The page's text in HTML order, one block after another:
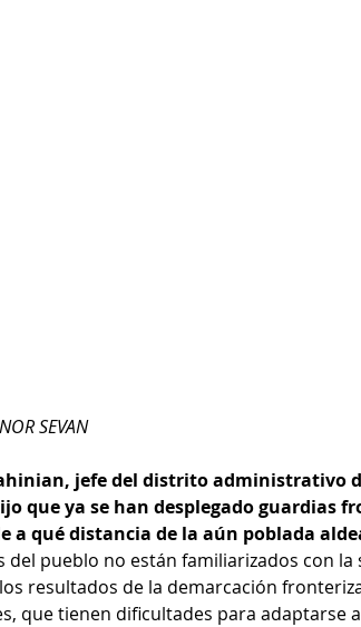
SEVAN
jefe del distrito administrativo
que ya se han desplegado guardias
a qué distancia de la aún poblada
del pueblo no están familiarizados con
resultados de la demarcación
que tienen dificultades para adaptarse